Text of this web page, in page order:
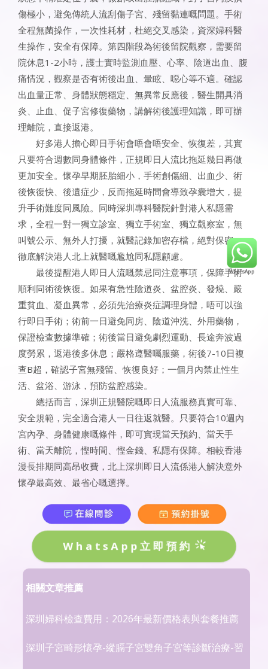
傷極小，避免傳統人流刮傷子宮、殘留黏連嘅問題。手術
全程無菌操作，一次性耗材，杜絕交叉感染，資深婦科醫
生操作，安全有保障。第四階段為術後留院觀察，需要留
院休息1-2小時，護士實時監測血壓、心率、陰道出血、腹
痛情況，觀察是否有術後出血、暈眩、噁心等不適。確認
出血量正常、身體狀態穩定、無異常反應後，醫生開具消
炎、止血、促子宮修復藥物，講解術後護理知識，即可辦
理離院，直接返港。
好多港人擔心即日手術會唔會唔安全、恢復差，其實
只要符合週數同身體條件，正規即日人流比拖延幾日再做
更加安全。懷孕早期胚胎細小，手術創傷細、出血少、術
後恢復快、後遺症少，反而拖延時間會導致孕囊增大，提
升手術難度同風險。同時深圳專科醫院針對港人私隱需
求，全程一對一獨立診室、獨立手術室、獨立觀察室，無
叫號公示、無外人打擾，就醫記錄加密存檔，絕對保密，
徹底解決港人北上就醫嘅尷尬同私隱顧慮。
最後提醒港人即日人流嘅禁忌同注意事項，保障手術
順利同術後恢復。如果有急性陰道炎、盆腔炎、發燒、嚴
重貧血、凝血異常，必須先治療炎症調理身體，唔可以強
行即日手術；術前一日避免同房、陰道沖洗、外用藥物，
保證檢查數據準確；術後當日避免劇烈運動、長途奔波過
度勞累，返港後多休息；嚴格遵醫囑服藥，術後7-10日複
查B超，確認子宮無殘留、恢復良好；一個月內禁止性生
活、盆浴、游泳，預防盆腔感染。
總括而言，深圳正規醫院嘅即日人流服務真實可靠、
安全規範，完全適合港人一日往返就醫。只要符合10週內
宮內孕、身體健康嘅條件，即可實現當天預約、當天手
術、當天離院，慳時間、慳金錢、私隱有保障。相較香港
漫長排期同高昂收費，北上深圳即日人流係港人解決意外
懷孕最高效、最省心嘅選擇。
WhatsApp立即預約
相關文章推薦
深圳婦科檢查費用：2026年最新價格表與套餐推薦
深圳子宮畸形懷孕-縱膈子宮雙角子宮等診斷治療-習